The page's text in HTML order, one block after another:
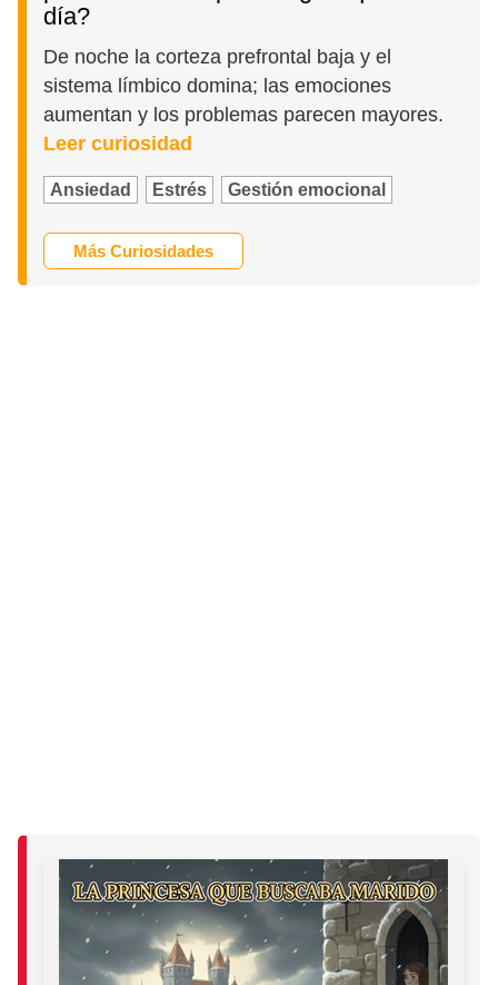
día?
De noche la corteza prefrontal baja y el
sistema límbico domina; las emociones
aumentan y los problemas parecen mayores.
Leer curiosidad
Ansiedad Estrés Gestión emocional
Más Curiosidades